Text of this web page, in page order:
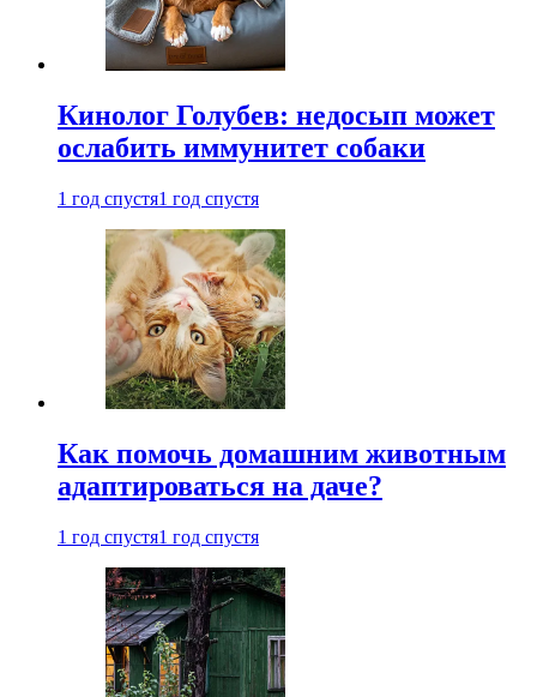
Кинолог Голубев: недосып может
ослабить иммунитет собаки
1 год спустя1 год спустя
Как помочь домашним животным
адаптироваться на даче?
1 год спустя1 год спустя